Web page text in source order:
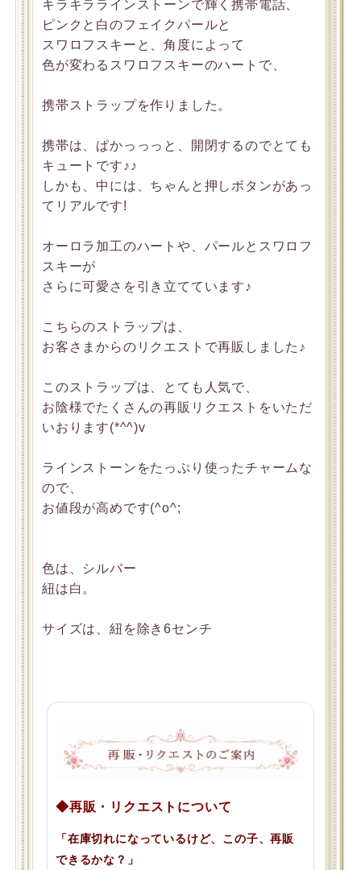
キラキララインストーンで輝く携帯電話、
ピンクと白のフェイクパールと
スワロフスキーと、角度によって
色が変わるスワロフスキーのハートで、
携帯ストラップを作りました。
携帯は、ぱかっっっと、開閉するのでとても
キュートです♪♪
しかも、中には、ちゃんと押しボタンがあっ
てリアルです!
オーロラ加工のハートや、パールとスワロフ
スキーが
さらに可愛さを引き立てています♪
こちらのストラップは、
お客さまからのリクエストで再販しました♪
このストラップは、とても人気で、
お陰様でたくさんの再販リクエストをいただ
いおります(*^^)v
ラインストーンをたっぷり使ったチャームな
ので、
お値段が高めです(^o^;
色は、シルバー
紐は白。
サイズは、紐を除き6センチ
◆再販・リクエストについて
「在庫切れになっているけど、この子、再販
できるかな？」